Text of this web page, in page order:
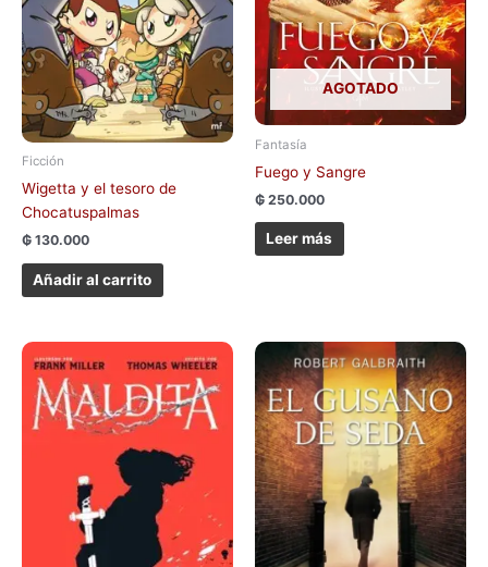
Ficción
Wigetta y el tesoro de
Chocatuspalmas
₲ 130.000
Añadir al carrito
AGOTADO
Fantasía
Fuego y Sangre
₲ 250.000
Leer más